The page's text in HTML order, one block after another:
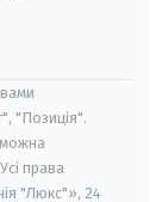
"Позиція".
права
"Люкс"», 24